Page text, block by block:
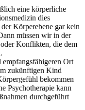
eine körperliche
dies
Körperebene gar kein
müssen wir in der
oder Konflikten, die dem
Ort
zukünftigen Kind
bekommen
Psychotherapie kann
durchgeführt